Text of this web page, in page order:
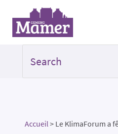
Accueil> Le KlimaForum a